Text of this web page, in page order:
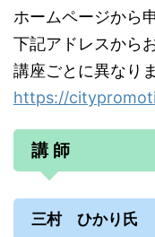
ホームページから
下記アドレスから
講座ごとに異なりま
https://
講 師
三村 ひかり氏